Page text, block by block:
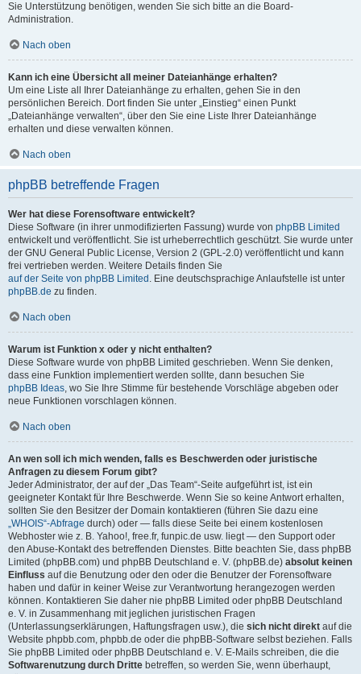
Sie Unterstützung benötigen, wenden Sie sich bitte an die Board-
Administration.
Nach oben
Kann ich eine Übersicht all meiner Dateianhänge erhalten?
Um eine Liste all Ihrer Dateianhänge zu erhalten, gehen Sie in den
persönlichen Bereich. Dort finden Sie unter „Einstieg“ einen Punkt
„Dateianhänge verwalten“, über den Sie eine Liste Ihrer Dateianhänge
erhalten und diese verwalten können.
Nach oben
phpBB betreffende Fragen
Wer hat diese Forensoftware entwickelt?
Diese Software (in ihrer unmodifizierten Fassung) wurde von phpBB Limited
entwickelt und veröffentlicht. Sie ist urheberrechtlich geschützt. Sie wurde unter
der GNU General Public License, Version 2 (GPL-2.0) veröffentlicht und kann
frei vertrieben werden. Weitere Details finden Sie
auf der Seite von phpBB Limited . Eine deutschsprachige Anlaufstelle ist unter
phpBB.de zu finden.
Nach oben
Warum ist Funktion x oder y nicht enthalten?
Diese Software wurde von phpBB Limited geschrieben. Wenn Sie denken,
dass eine Funktion implementiert werden sollte, dann besuchen Sie
phpBB Ideas, wo Sie Ihre Stimme für bestehende Vorschläge abgeben oder
neue Funktionen vorschlagen können.
Nach oben
An wen soll ich mich wenden, falls es Beschwerden oder juristische
Anfragen zu diesem Forum gibt?
Jeder Administrator, der auf der „Das Team“-Seite aufgeführt ist, ist ein
geeigneter Kontakt für Ihre Beschwerde. Wenn Sie so keine Antwort erhalten,
sollten Sie den Besitzer der Domain kontaktieren (führen Sie dazu eine
„WHOIS“-Abfrage durch) oder — falls diese Seite bei einem kostenlosen
Webhoster wie z. B. Yahoo!, free.fr, funpic.de usw. liegt — den Support oder
den Abuse-Kontakt des betreffenden Dienstes. Bitte beachten Sie, dass phpBB
Limited (phpBB.com) und phpBB Deutschland e. V. (phpBB.de) absolut keinen
Einfluss auf die Benutzung oder den oder die Benutzer der Forensoftware
haben und dafür in keiner Weise zur Verantwortung herangezogen werden
können. Kontaktieren Sie daher nie phpBB Limited oder phpBB Deutschland
e. V. in Zusammenhang mit jeglichen juristischen Fragen
(Unterlassungserklärungen, Haftungsfragen usw.), die sich nicht direkt auf die
Website phpbb.com, phpbb.de oder die phpBB-Software selbst beziehen. Falls
Sie phpBB Limited oder phpBB Deutschland e. V. E-Mails schreiben, die die
Softwarenutzung durch Dritte betreffen, so werden Sie, wenn überhaupt,